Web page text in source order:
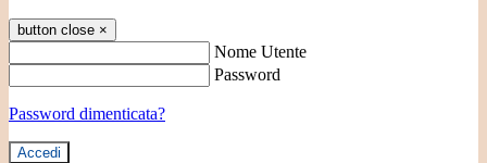
button close ×
Nome Utente
Password
Password dimenticata?